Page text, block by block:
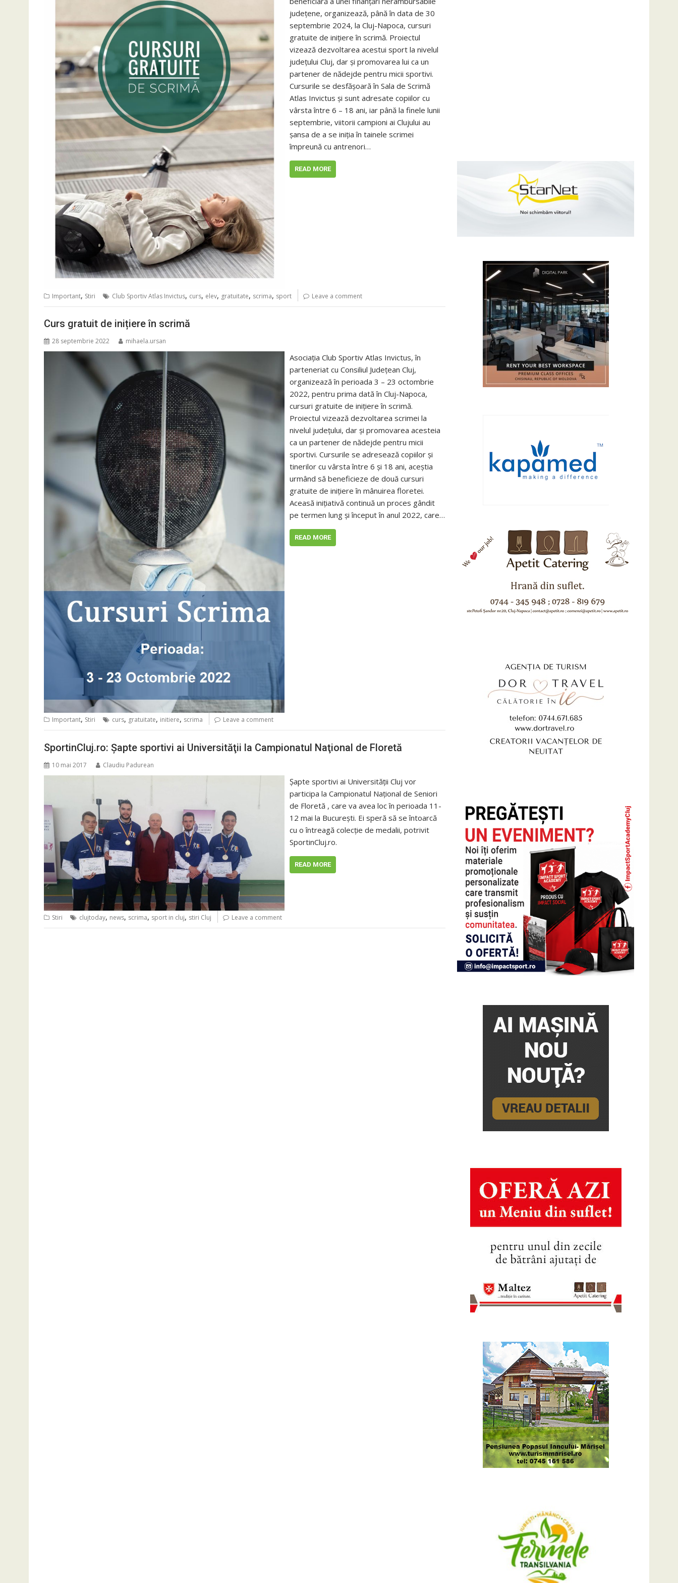
județene, organizează, până în data de 30
septembrie 2024, la Cluj-Napoca, cursuri
gratuite de inițiere în scrimă. Proiectul
vizează dezvoltarea acestui sport la nivelul
județului Cluj, dar și promovarea lui ca un
partener de nădejde pentru micii sportivi.
Cursurile se desfășoară în Sala de Scrimă
Atlas Invictus și sunt adresate copiilor cu
vârsta între 6 – 18 ani, iar până la finele lunii
septembrie, viitorii campioni ai Clujului au
șansa de a se iniția în tainele scrimei
împreună cu antrenori…
READ MORE
Important, Stiri Club Sportiv Atlas Invictus, curs, elev, gratuitate, scrima, sport Leave a comment
Curs gratuit de inițiere în scrimă
28 septembrie 2022 mihaela.ursan
Asociația Club Sportiv Atlas Invictus, în
parteneriat cu Consiliul Județean Cluj,
organizează în perioada 3 – 23 octombrie
2022, pentru prima dată în Cluj-Napoca,
cursuri gratuite de inițiere în scrimă.
Proiectul vizează dezvoltarea scrimei la
nivelul județului, dar și promovarea acesteia
ca un partener de nădejde pentru micii
sportivi. Cursurile se adresează copiilor și
tinerilor cu vârsta între 6 și 18 ani, aceștia
urmând să beneficieze de două cursuri
gratuite de inițiere în mânuirea floretei.
Aceasă inițiativă continuă un proces gândit
pe termen lung și început în anul 2022, care…
READ MORE
Important, Stiri curs, gratuitate, initiere, scrima Leave a comment
SportinCluj.ro: Şapte sportivi ai Universităţii la Campionatul Naţional de Floretă
10 mai 2017 Claudiu Padurean
Şapte sportivi ai Universităţii Cluj vor
participa la Campionatul Naţional de Seniori
de Floretă , care va avea loc în perioada 11-
12 mai la Bucureşti. Ei speră să se întoarcă
cu o întreagă colecţie de medalii, potrivit
SportinCluj.ro.
READ MORE
Stiri clujtoday, news, scrima, sport in cluj, stiri Cluj Leave a comment